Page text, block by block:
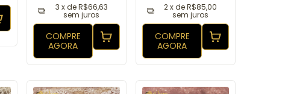
3 x deR$66,63
sem juros
COMPRE
AGORA
2x deR$85,00
sem juros
COMPRE
AGORA